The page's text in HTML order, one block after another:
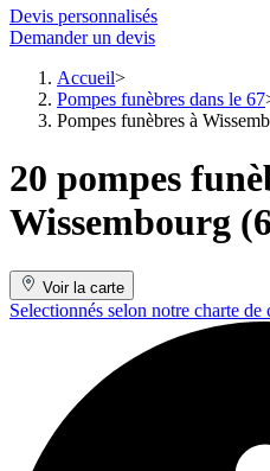
Devis personnalisés
Demander un devis
Accueil
Pompes funèbres dans le 67
Pompes funèbres à
20 pompes
Wissembourg
Voir la carte
Selectionnés selon notre charte de